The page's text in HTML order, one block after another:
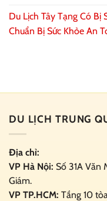
Du Lịch Tây Tạng Có Bị
Chuẩn Bị Sức Khỏe An
DU LỊCH TRUNG
Địa chỉ:
VP Hà Nội: Số 31A Văn
Giám.
VP TP.HCM: Tầng 10